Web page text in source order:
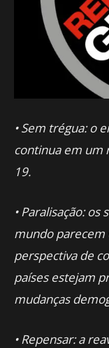
• Sem trégua: o
continua em um
19.
• Paralisação:
mundo parecem
perspectiva de
países estejam
mudanças
• Repensar: a